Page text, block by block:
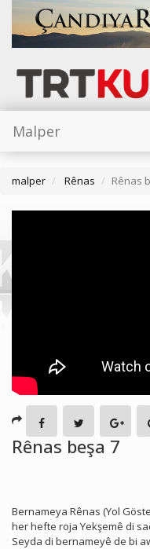
Malper
malper Rênas Rênas
Rênas beşa 7
Bernameya Rênas (Yol
her hefte roja Yekşemê di
Seyda di bernameyê de bi